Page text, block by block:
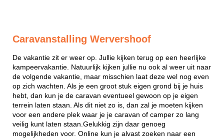
Caravanstalling Wervershoof
De vakantie zit er weer op. Jullie kijken terug op een heerlijke
kampeervakantie. Natuurlijk kijken jullie nu ook al weer uit naar
de volgende vakantie, maar misschien laat deze wel nog even
op zich wachten. Als je een groot stuk eigen grond bij je huis
hebt, dan kun je de caravan eventueel gewoon op je eigen
terrein laten staan. Als dit niet zo is, dan zal je moeten kijken
voor een andere plek waar je je caravan of camper zo lang
veilig kunt laten staan.Gelukkig zijn daar genoeg
mogelijkheden voor. Online kun je alvast zoeken naar een